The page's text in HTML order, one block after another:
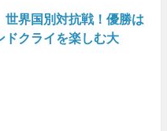
界国別対抗戦！優勝は
ドクライを楽しむ大